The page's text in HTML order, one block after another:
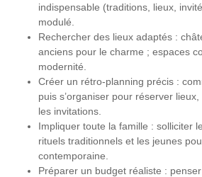
indispensable (traditions, lieux,
modulé.
Rechercher des lieux adaptés :
anciens pour le charme ; espaces
modernité.
Créer un rétro-planning précis :
puis s’organiser pour réserver
les invitations.
Impliquer toute la famille : solliciter
rituels traditionnels et les jeunes
contemporaine.
Préparer un budget réaliste :